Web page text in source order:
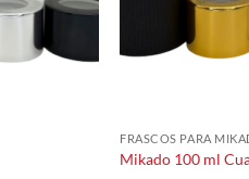
FRASCOS PARA
Mikado 100 ml